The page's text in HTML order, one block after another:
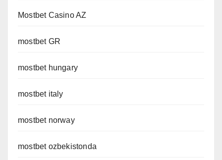
Mostbet Casino AZ
mostbet GR
mostbet hungary
mostbet italy
mostbet norway
mostbet ozbekistonda